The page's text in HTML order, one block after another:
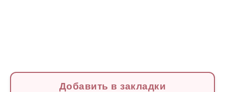
Добавить в закладки